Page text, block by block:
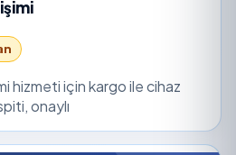
hizmeti için kargo ile cihaz
onaylı